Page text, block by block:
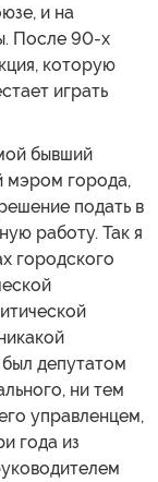
и на
После 90-х
которую
играть
бывший
мэром города,
подать в
работу. Так я
городского
депутатом
ни тем
управленцем,
года из